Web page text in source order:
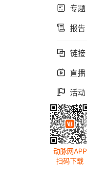
 专题
 报告
 链接
 直播
 活动
动脉网APP
扫码下载